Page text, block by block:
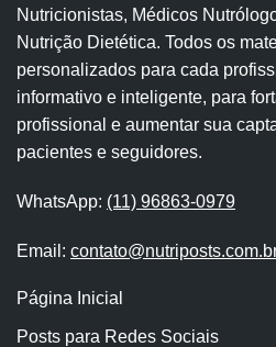
Nutricionistas, Médicos
Nutrição Dietética. Todos os
personalizados para cada
informativo e inteligente, para
profissional e aumentar sua
pacientes e seguidores.
WhatsApp: (11) 96863-0979
Email:
Página Inicial
Posts para Redes Sociais